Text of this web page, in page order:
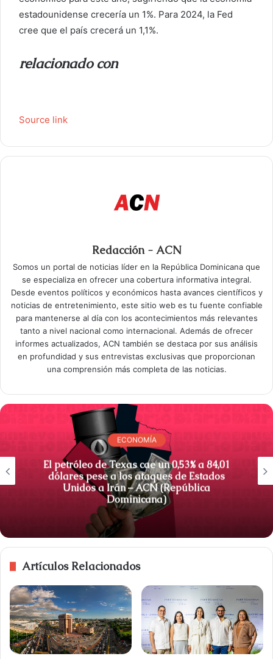
estadounidense crecería un 1%. Para 2024, la Fed
cree que el país crecerá un 1,1%.
relacionado con
Source link
Redacción - ACN
Somos un portal de noticias líder en la República Dominicana que
se especializa en ofrecer una cobertura informativa integral.
Desde eventos políticos y económicos hasta avances científicos y
noticias de entretenimiento, este sitio web es tu fuente confiable
para mantenerse al día con los acontecimientos más relevantes
tanto a nivel nacional como internacional. Además de ofrecer
informes actualizados, ACN también se destaca por sus análisis
en profundidad y sus entrevistas exclusivas que proporcionan
una comprensión más completa de las noticias.
ECONOMÍA
El petróleo de Texas cae un 0,53% a 84,01
dólares pese a los ataques de Estados
Unidos a Irán – ACN (República
Dominicana)
Artículos Relacionados